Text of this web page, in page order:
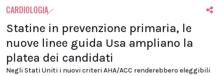
CARDIOLOGIA
Statine in prevenzione primaria, le
nuove linee guida Usa ampliano la
platea dei candidati
Negli Stati Uniti i nuovi criteri AHA/ACC renderebbero eleggibili